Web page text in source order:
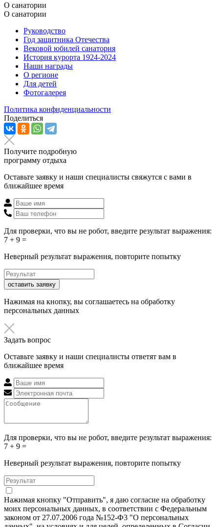
О санатории
О санатории
Руководство
Год защитника Отечества
Вековой юбилей санатория
История курорта 1924-2024
Наши награды
О регионе
Для детей
Фотогалерея
Политика конфиденциальности
Поделиться
Получите подробную
программу отдыха
Оставьте заявку и наши специалисты свяжутся с вами в
ближайшее время
Для проверки, что вы не робот, введите результат выражения:
7 + 9 =
Неверный результат выражения, повторите попытку
оставить заявку
Нажимая на кнопку, вы соглашаетесь на обработку
персональных данных
Задать вопрос
Оставьте заявку и наши специалисты ответят вам в
ближайшее время
Для проверки, что вы не робот, введите результат выражения:
7 + 9 =
Неверный результат выражения, повторите попытку
Нажимая кнопку "Отправить", я даю согласие на обработку
моих персональных данных, в соответствии с Федеральным
законом от 27.07.2006 года №152-Ф3 "О персональных